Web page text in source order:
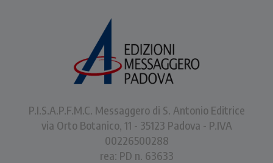
P.I.S.A.P.F.M.C. Messaggero di S. Antonio Editrice
via Orto Botanico, 11 - 35123 Padova - P.IVA
00226500288
rea: PD n. 63633